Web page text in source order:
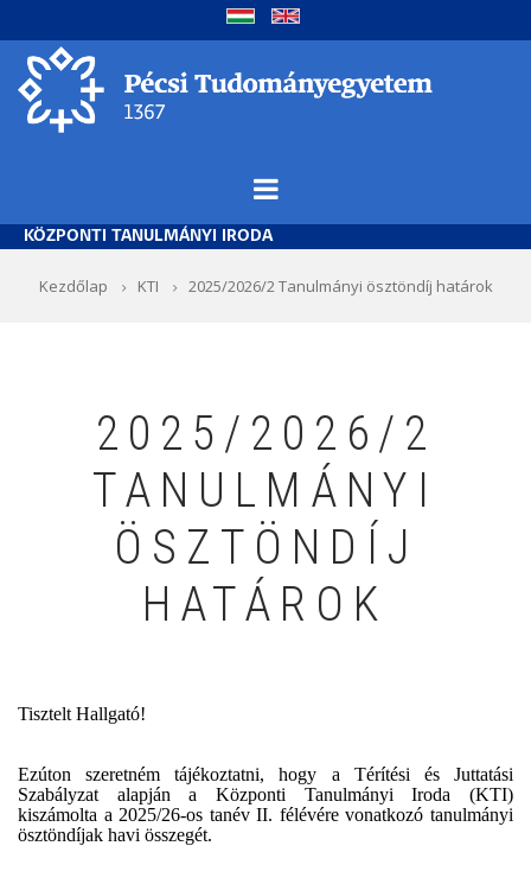
a
tartalomra
KÖZPONTI TANULMÁNYI IRODA
Morzsa
Kezdőlap KTI 2025/2026/2 Tanulmányi ösztöndíj határok
2025/2026/2
TANULMÁNYI
ÖSZTÖNDÍJ
HATÁROK
Tisztelt Hallgató!
Ezúton szeretném tájékoztatni, hogy a Térítési és Juttatási
Szabályzat alapján a Központi Tanulmányi Iroda (KTI)
kiszámolta a 2025/26-os tanév II. félévére vonatkozó tanulmányi
ösztöndíjak havi összegét.